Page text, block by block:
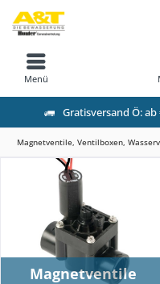
Gratisversand Ö:
Menü
Magnetventile, Ventilboxen,
Magnetventile